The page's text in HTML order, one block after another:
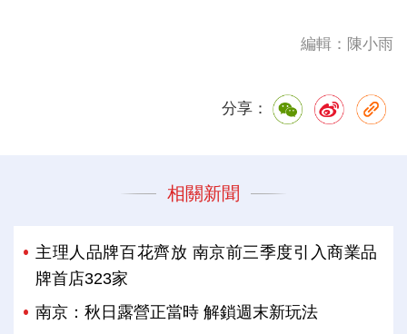
編輯：陳小雨
分享：
相關新聞
主理人品牌百花齊放 南京前三季度引入商業品
牌首店323家
南京：秋日露營正當時 解鎖週末新玩法